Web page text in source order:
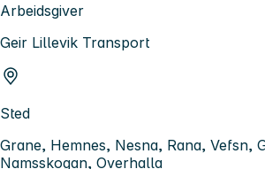
Arbeidsgiver
Geir Lillevik Transport
Sted
Grane, Hemnes, Nesna, Rana, Vefsn,
Namsskogan, Overhalla